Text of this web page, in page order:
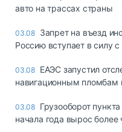
авто на трассах страны
03.08 Запрет на въезд
Россию вступает в силу с
03.08 ЕАЭС запустил
навигационным пломбам
03.08 Грузооборот
начала года вырос более